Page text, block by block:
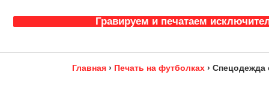
Гравируем и печатаем
Главная › Печать на футболках › Спецодежда